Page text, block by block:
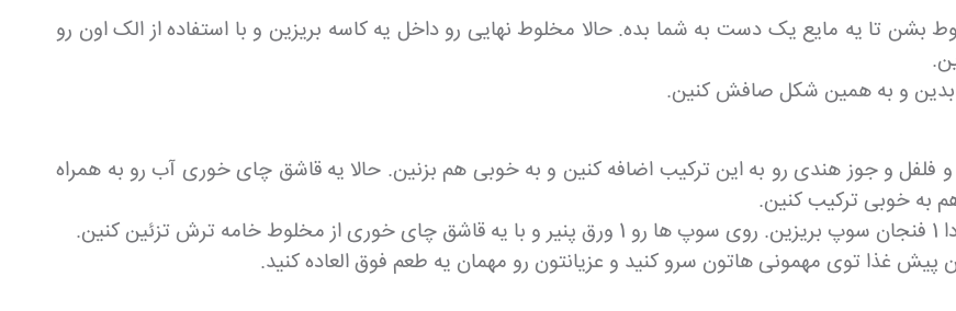
بشن تا یه مایع یک دست به شما بده. حالا مخلوط نهایی رو داخل یه کاسه بریزین و با استفاده از الک اون رو
بدین و به همین شکل صافش کنین.
و جوز هندی رو به این ترکیب اضافه کنین و به خوبی هم بزنین. حالا یه قاشق چای خوری آب رو به همراه
به خوبی ترکیب کنین.
غذا توی مهمونی هاتون سرو کنید و عزیانتون رو مهمان یه طعم فوق العاده کنید.